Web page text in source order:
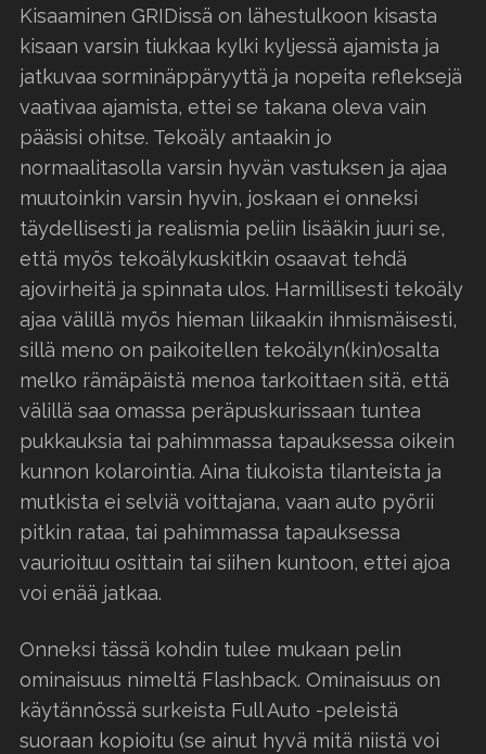
Kisaaminen GRIDissä on lähestulkoon kisasta
kisaan varsin tiukkaa kylki kyljessä ajamista ja
jatkuvaa sorminäppäryyttä ja nopeita refleksejä
vaativaa ajamista, ettei se takana oleva vain
pääsisi ohitse. Tekoäly antaakin jo
normaalitasolla varsin hyvän vastuksen ja ajaa
muutoinkin varsin hyvin, joskaan ei onneksi
täydellisesti ja realismia peliin lisääkin juuri se,
että myös tekoälykuskitkin osaavat tehdä
ajovirheitä ja spinnata ulos. Harmillisesti tekoäly
ajaa välillä myös hieman liikaakin ihmismäisesti,
sillä meno on paikoitellen tekoälyn(kin)osalta
melko rämäpäistä menoa tarkoittaen sitä, että
välillä saa omassa peräpuskurissaan tuntea
pukkauksia tai pahimmassa tapauksessa oikein
kunnon kolarointia. Aina tiukoista tilanteista ja
mutkista ei selviä voittajana, vaan auto pyörii
pitkin rataa, tai pahimmassa tapauksessa
vaurioituu osittain tai siihen kuntoon, ettei ajoa
voi enää jatkaa.
Onneksi tässä kohdin tulee mukaan pelin
ominaisuus nimeltä Flashback. Ominaisuus on
käytännössä surkeista Full Auto -peleistä
suoraan kopioitu (se ainut hyvä mitä niistä voi